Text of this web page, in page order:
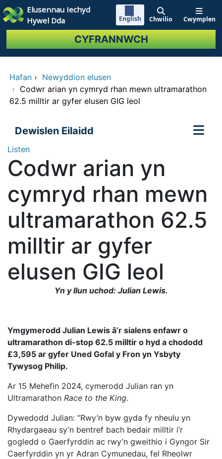
Neidio i'r prif gynnwy
Elusennau Iechyd
Hywel Dda
English Chwilio Cwymplen
CYFRANNWCH
Hafan › Newyddion elusen
› Codwr arian yn cymryd rhan mewn ultramarathon
62.5 milltir ar gyfer elusen GIG leol
Dewislen Eilaidd
Listen
Codwr arian yn
cymryd rhan mewn
ultramarathon 62.5
milltir ar gyfer
elusen GIG leol
Yn y llun uchod: Julian Lewis.
Ymgymerodd Julian Lewis â’r sialens enfawr o
ultramarathon di-stop 62.5 milltir o hyd a chododd
£3,595 ar gyfer Uned Gofal y Fron yn Ysbyty
Tywysog Philip.
Ar 15 Mehefin 2024, cymerodd Julian ran yn
Ultramarathon Race to the King.
Dywedodd Julian: “Rwy’n byw gyda fy nheulu yn
Rhydargaeau sy’n bentref bach bedair milltir i’r
gogledd o Gaerfyrddin ac rwy’n gweithio i Gyngor Sir
Caerfyrddin yn yr Adran Cymunedau, fel Rheolwr